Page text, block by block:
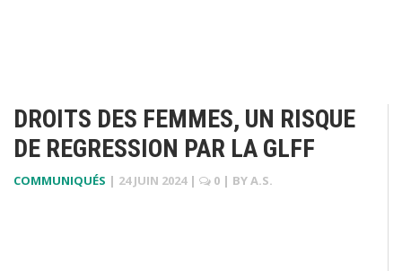
DROITS DES FEMMES, UN RISQUE
DE REGRESSION PAR LA GLFF
COMMUNIQUÉS | 24 JUIN 2024 | 0 | BYA.S.